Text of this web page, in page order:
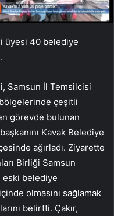
üyesi 40 belediye
Samsun İl Temsilcisi
çeşitli
görevde bulunan
Kavak Belediye
ağırladı. Ziyarette
Birliği Samsun
eski belediye
olmasını sağlamak
belirtti. Çakır,